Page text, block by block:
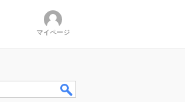
マイページ